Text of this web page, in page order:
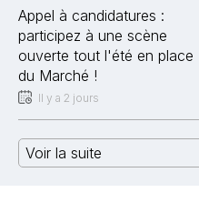
Appel à candidatures :
participez à une scène
ouverte tout l'été en place
du Marché !
Il y a 2 jours
Voir la suite